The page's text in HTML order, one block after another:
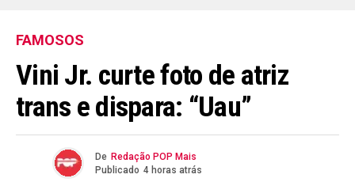
FAMOSOS
Vini Jr. curte foto de atriz
trans e dispara: “Uau”
De Redação POP Mais
Publicado 4 horas atrás